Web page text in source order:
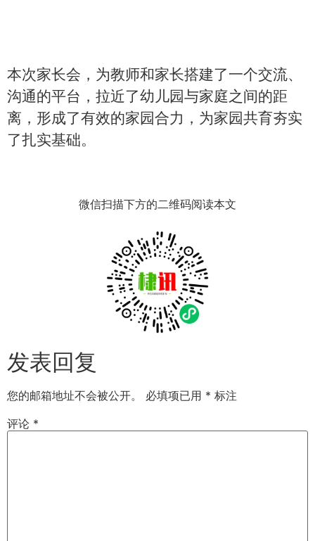
本次家长会，为教师和家长搭建了一个交流、
沟通的平台，拉近了幼儿园与家庭之间的距
离，形成了有效的家园合力，为家园共育夯实
了扎实基础。
微信扫描下方的二维码阅读本文
发表回复
您的邮箱地址不会被公开。 必填项已用 * 标注
评论 *